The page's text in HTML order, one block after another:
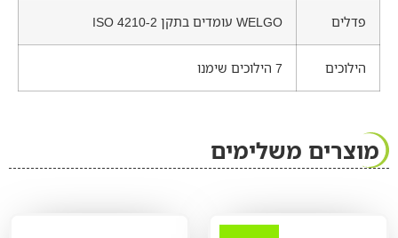
פדלים WELGO עומדים בתקן ISO 4210-2
הילוכים 7 הילוכים שימנו
מוצרים משלימים